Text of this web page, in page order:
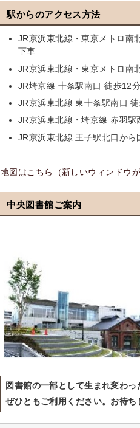
駅からのアクセス方法
JR京浜東北線・東京メトロ南
下車
JR京浜東北線・東京メトロ南
JR埼京線 十条駅南口 徒歩12分
JR京浜東北線 東十条駅南口
JR京浜東北線・埼京線 赤羽
JR京浜東北線 王子駅北口か
地図はこちら（新しいウィンドウが
中央図書館ご案内
図書館の一部として生まれ変わ
ぜひともご利用ください。お待ち